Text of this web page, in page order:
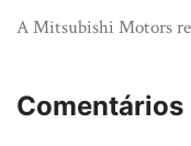
A Mitsubishi Motors
Comentários